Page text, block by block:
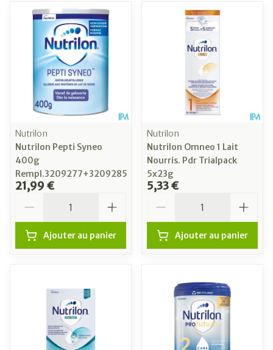
Nutrilon
Nutrilon Pepti Syneo
400g
Rempl.3209277+3209285
21,99 €
Ajouter au panier
Nutrilon
Nutrilon Omneo 1 Lait
Nourris. Pdr Trialpack
5x23g
5,33 €
Ajouter au panier